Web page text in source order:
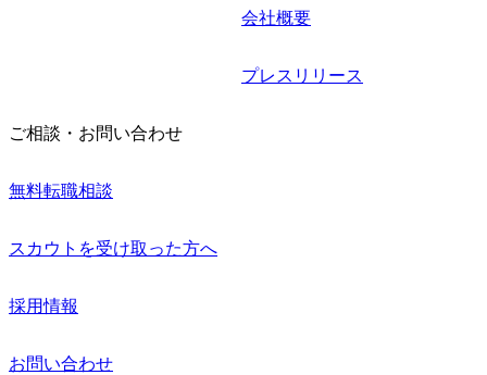
会社概要
プレスリリース
ご相談・お問い合わせ
無料転職相談
スカウトを受け取った方へ
採用情報
お問い合わせ